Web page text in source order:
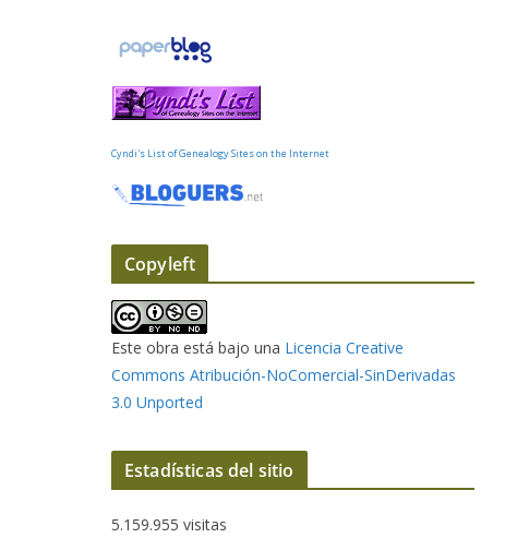
Cyndi's List of Genealogy Sites on the Internet
Copyleft
Este obra está bajo una Licencia Creative
Commons Atribución-NoComercial-SinDerivadas
3.0 Unported
Estadísticas del sitio
5.159.955 visitas